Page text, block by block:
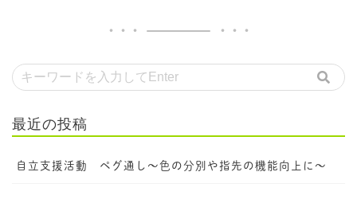
最近の投稿
自立支援活動 ペグ通し～色の分別や指先の機能向上に～